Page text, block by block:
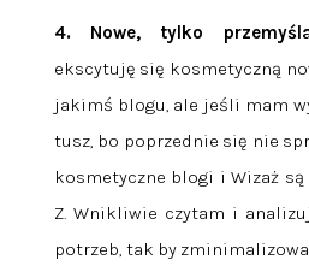
4. Nowe, tylko
ekscytuję się kosmetyczną
jakimś blogu, ale jeśli mam
tusz, bo poprzednie się nie
kosmetyczne blogi i Wizaż
Z. Wnikliwie czytam i
potrzeb, tak by